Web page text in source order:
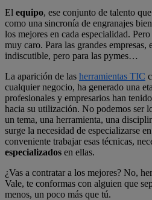
El equipo, ese conjunto de talento
como una sincronía de engranajes
los mejores en cada especialidad.
muy caro. Para las grandes empresas,
indiscutible, pero para las pymes…
La aparición de las herramientas TIC
cualquier negocio, ha generado una
profesionales y empresarios han
hacia su utilización. No podemos ser
un tema, una herramienta, una
surge la necesidad de especializarse
conveniente trabajar esas técnicas,
especializados en ellas.
¿Vas a contratar a los mejores? No,
Vale, te conformas con alguien que
menos, un poco más que tú.